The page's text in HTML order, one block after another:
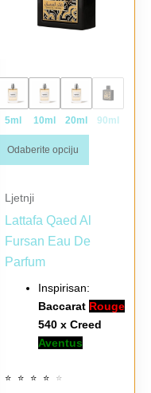
5ml 10ml 20ml 90ml
Odaberite opciju
Ljetnji
Lattafa Qaed Al
Fursan Eau De
Parfum
Inspirisan:
Baccarat Rouge
540 x Creed
Aventus
⭐ ⭐ ⭐ ⭐ ⭐